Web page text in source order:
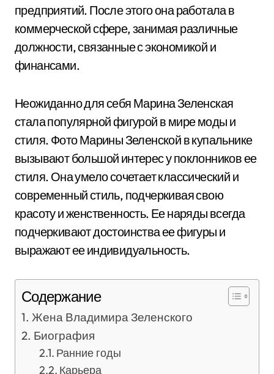
предприятий. После этого она работала в
коммерческой сфере, занимая различные
должности, связанные с экономикой и
финансами.
Неожиданно для себя Марина Зеленская
стала популярной фигурой в мире моды и
стиля. Фото Марины Зеленской в купальнике
вызывают большой интерес у поклонников ее
стиля. Она умело сочетает классический и
современный стиль, подчеркивая свою
красоту и женственность. Ее наряды всегда
подчеркивают достоинства ее фигуры и
выражают ее индивидуальность.
Содержание
Жена Владимира Зеленского
Биография
Ранние годы
Карьера